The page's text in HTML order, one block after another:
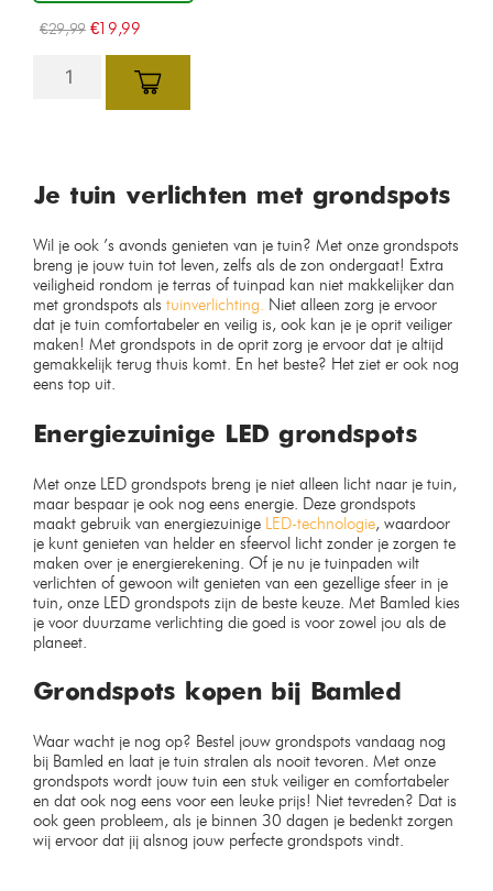
€29,99 €19,99
Je tuin verlichten met grondspots
Wil je ook ’s avonds genieten van je tuin? Met onze grondspots
breng je jouw tuin tot leven, zelfs als de zon ondergaat! Extra
veiligheid rondom je terras of tuinpad kan niet makkelijker dan
met grondspots als tuinverlichting. Niet alleen zorg je ervoor
dat je tuin comfortabeler en veilig is, ook kan je je oprit veiliger
maken! Met grondspots in de oprit zorg je ervoor dat je altijd
gemakkelijk terug thuis komt. En het beste? Het ziet er ook nog
eens top uit.
Energiezuinige LED grondspots
Met onze LED grondspots breng je niet alleen licht naar je tuin,
maar bespaar je ook nog eens energie. Deze grondspots
maakt gebruik van energiezuinige LED-technologie, waardoor
je kunt genieten van helder en sfeervol licht zonder je zorgen te
maken over je energierekening. Of je nu je tuinpaden wilt
verlichten of gewoon wilt genieten van een gezellige sfeer in je
tuin, onze LED grondspots zijn de beste keuze. Met Bamled kies
je voor duurzame verlichting die goed is voor zowel jou als de
planeet.
Grondspots kopen bij Bamled
Waar wacht je nog op? Bestel jouw grondspots vandaag nog
bij Bamled en laat je tuin stralen als nooit tevoren. Met onze
grondspots wordt jouw tuin een stuk veiliger en comfortabeler
en dat ook nog eens voor een leuke prijs! Niet tevreden? Dat is
ook geen probleem, als je binnen 30 dagen je bedenkt zorgen
wij ervoor dat jij alsnog jouw perfecte grondspots vindt.